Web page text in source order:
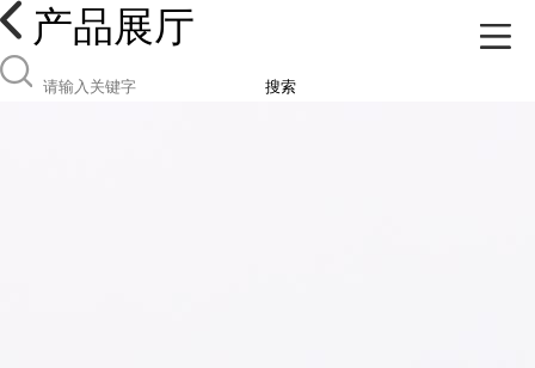
产品展厅
搜索